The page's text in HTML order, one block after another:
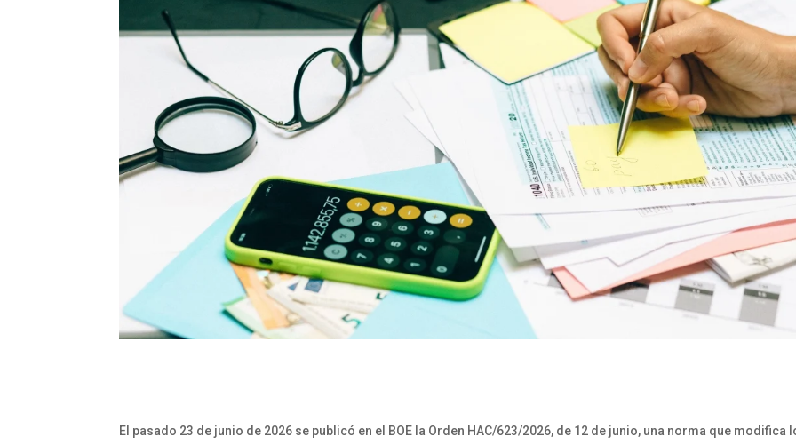
El pasado 23 de junio de 2026 se publicó en el BOE la Orden HAC/623/2026, de 12 de junio, una norma que modifica